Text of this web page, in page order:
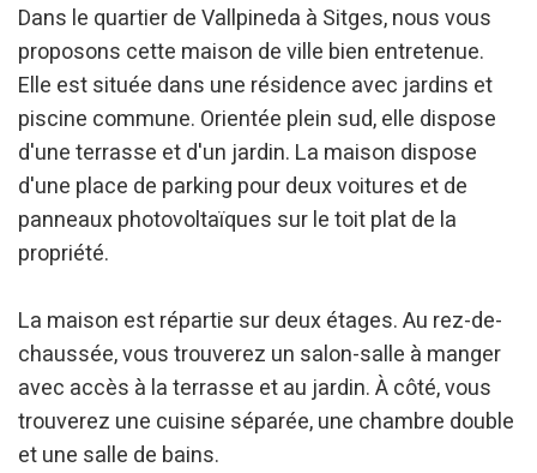
Dans le quartier de Vallpineda à Sitges, nous vous
proposons cette maison de ville bien entretenue.
Elle est située dans une résidence avec jardins et
piscine commune. Orientée plein sud, elle dispose
d'une terrasse et d'un jardin. La maison dispose
d'une place de parking pour deux voitures et de
panneaux photovoltaïques sur le toit plat de la
propriété.
La maison est répartie sur deux étages. Au rez-de-
chaussée, vous trouverez un salon-salle à manger
avec accès à la terrasse et au jardin. À côté, vous
trouverez une cuisine séparée, une chambre double
et une salle de bains.
Modifier les cookies
Technique et Fonctionnel
Toujours actif